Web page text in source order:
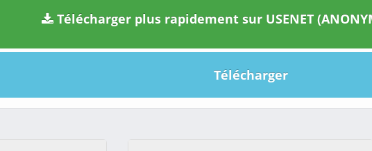
Télécharger plus rapidement sur USENET
Télécharger